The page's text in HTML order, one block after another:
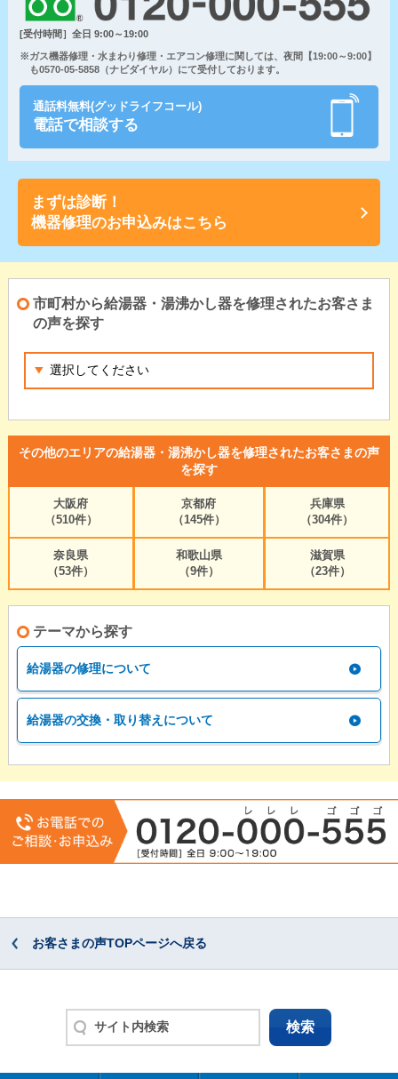
[受付時間］全日 9:00～19:00
※ガス機器修理・水まわり修理・エアコン修理に関しては、夜間【19:00～9:00】
も0570-05-5858（ナビダイヤル）にて受付しております。
通話料無料(グッドライフコール)
電話で相談する
まずは診断！
機器修理のお申込みはこちら
市町村から給湯器・湯沸かし器を修理されたお客さま
の声を探す
その他のエリアの給湯器・湯沸かし器を修理されたお客さまの声
を探す
大阪府
（510件）
京都府
（145件）
兵庫県
（304件）
奈良県
（53件）
和歌山県
（9件）
滋賀県
（23件）
テーマから探す
給湯器の修理について
給湯器の交換・取り替えについて
お客さまの声TOPページへ戻る